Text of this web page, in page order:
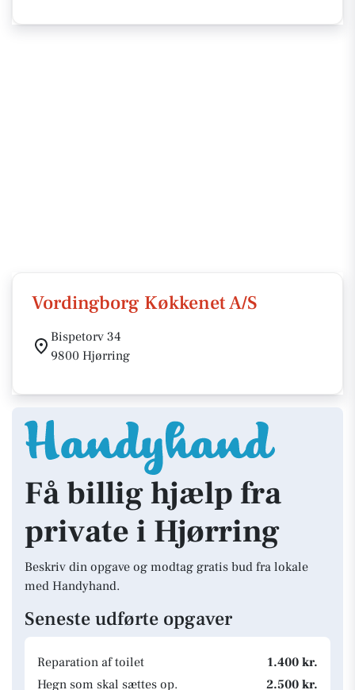
Vordingborg Køkkenet A/S
Bispetorv 34
9800 Hjørring
Få billig hjælp fra
private i Hjørring
Beskriv din opgave og modtag gratis bud fra lokale
med Handyhand.
Seneste udførte opgaver
Reparation af toilet
1.400 kr.
Hegn som skal sættes op.
2.500 kr.